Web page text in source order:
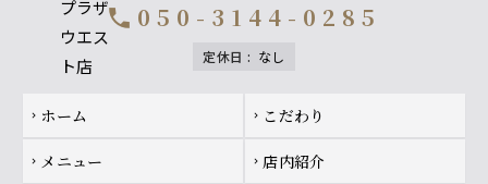
call 050-3144-0285
定休日 : なし
Footer navigation
chevron_right ホーム chevron_right こだわり
chevron_right メニュー chevron_right 店内紹介